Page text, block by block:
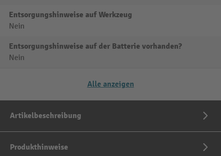
Entsorgungshinweise auf Werkzeug
Nein
Entsorgungshinweise auf der Batterie vorhanden?
Nein
Alle anzeigen
Artikelbeschreibung
Produkthinweise